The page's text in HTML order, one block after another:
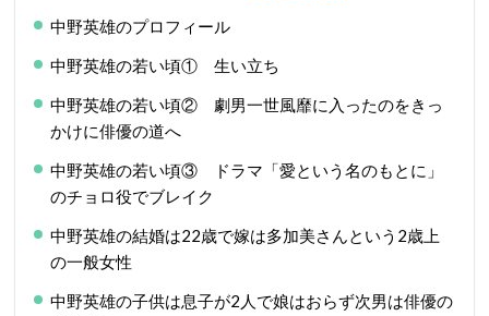
中野英雄のプロフィール
中野英雄の若い頃① 生い立ち
中野英雄の若い頃② 劇男一世風靡に入ったのをきっ
かけに俳優の道へ
中野英雄の若い頃③ ドラマ「愛という名のもとに」
のチョロ役でブレイク
中野英雄の結婚は22歳で嫁は多加美さんという2歳上
の一般女性
中野英雄の子供は息子が2人で娘はおらず次男は俳優の